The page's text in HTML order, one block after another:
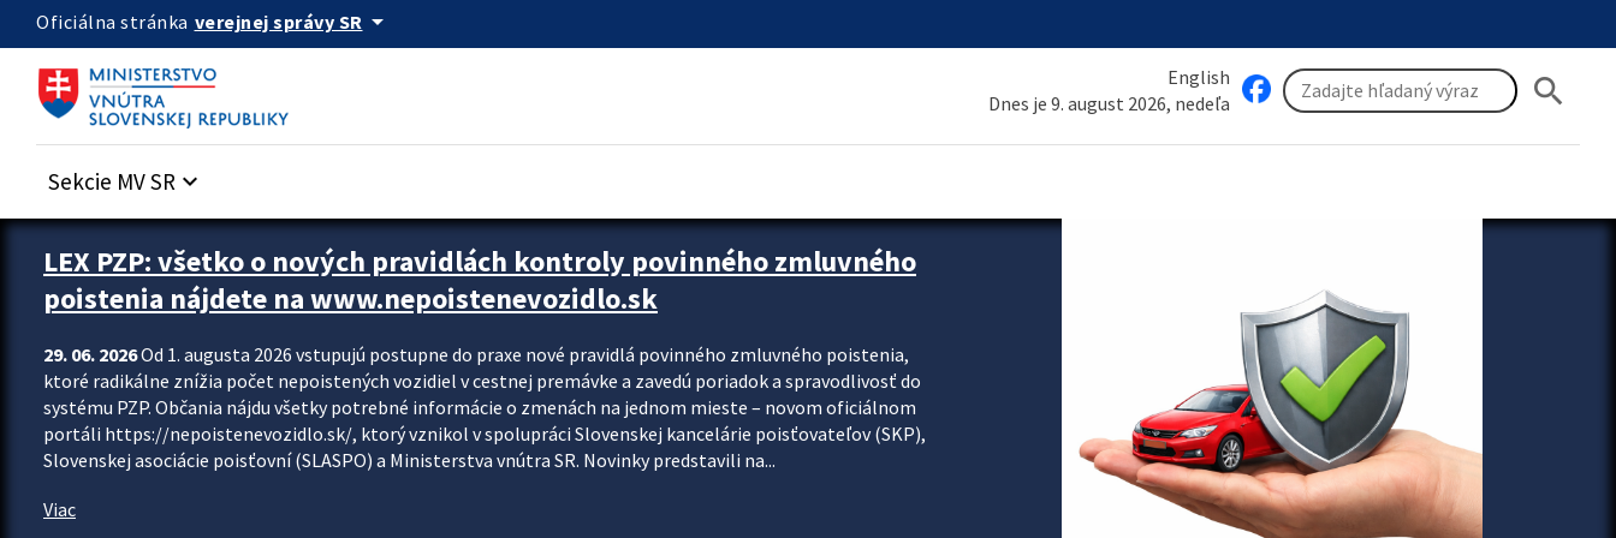
Preskocit na hlavný obsah
Oficiálna stránka verejnej správy SR arrow_drop_down
English
Dnes je 9. august 2026, nedeľa
search
Sekcie MV SR keyboard_arrow_down
Zastavit automatický posun upútavok
LEX PZP: všetko o nových pravidlách kontroly povinného zmluvného
poistenia nájdete na www.nepoistenevozidlo.sk
29. 06. 2026Od 1. augusta 2026 vstupujú postupne do praxe nové pravidlá povinného zmluvného poistenia,
ktoré radikálne znížia počet nepoistených vozidiel v cestnej premávke a zavedú poriadok a spravodlivosť do
systému PZP. Občania nájdu všetky potrebné informácie o zmenách na jednom mieste – novom oficiálnom
portáli https://nepoistenevozidlo.sk/, ktorý vznikol v spolupráci Slovenskej kancelárie poisťovateľov (SKP),
Slovenskej asociácie poisťovní (SLASPO) a Ministerstva vnútra SR. Novinky predstavili na...
Viac